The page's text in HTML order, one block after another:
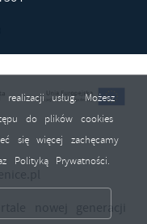
nowej generacji
usług. Możesz
do plików cookies
się więcej zachęcamy
Polityką Prywatności.